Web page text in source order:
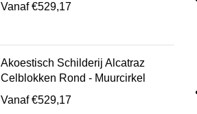
Vanaf€529,17
Akoestisch Schilderij Alcatraz
Celblokken Rond - Muurcirkel
Vanaf€529,17